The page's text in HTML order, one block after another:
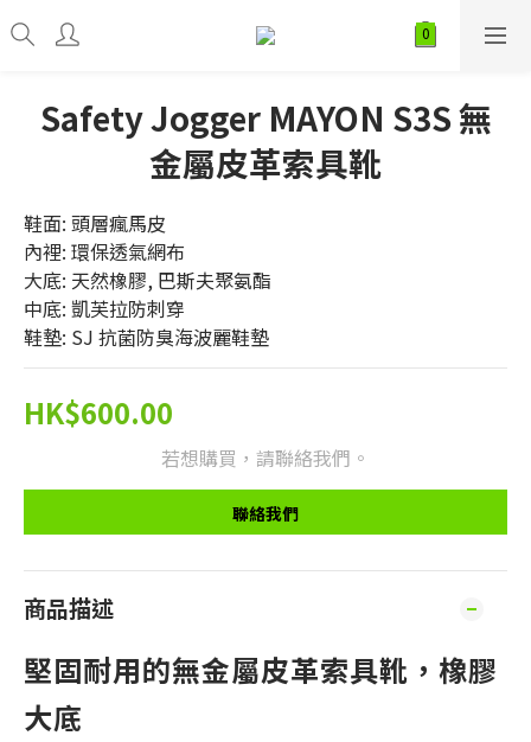
Safety Jogger MAYON S3S 無
金屬皮革索具靴
鞋面: 頭層瘋馬皮
內裡: 環保透氣網布
大底: 天然橡膠, 巴斯夫聚氨酯
中底: 凱芙拉防刺穿
鞋墊: SJ 抗菌防臭海波麗鞋墊
HK$600.00
若想購買，請聯絡我們。
聯絡我們
商品描述
堅固耐用的無金屬皮革索具靴，橡膠
大底